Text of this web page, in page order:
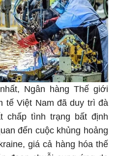
Ngân hàng Thế giới
tế Việt Nam đã duy trì đà
chấp tình trạng bất định
đến cuộc khủng hoảng
giá cả hàng hóa thế